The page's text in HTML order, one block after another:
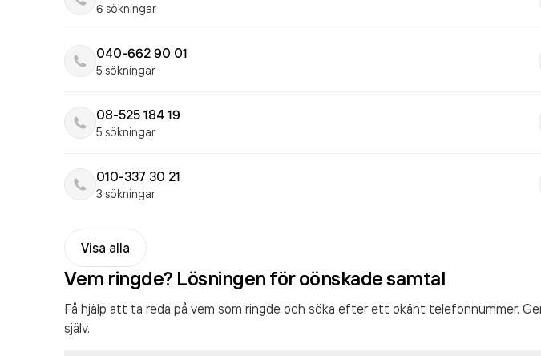
6 sökningar
040-662 90 01
5 sökningar
08-525 184 19
5 sökningar
010-337 30 21
3 sökningar
Visa alla
Vem ringde? Lösningen för oönskade samtal
Få hjälp att ta reda på vem som ringde och söka efter ett okänt telefonnummer.
själv.